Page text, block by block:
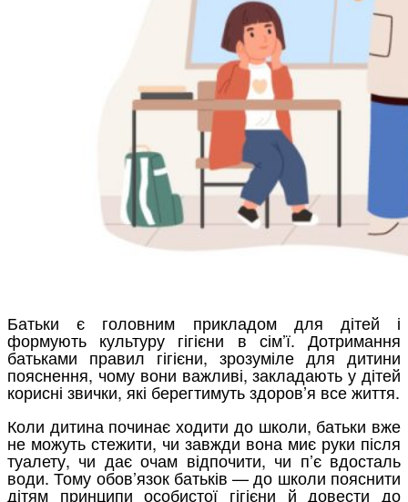
Батьки є головним прикладом для дітей і
формують культуру гігієни в сім’ї. Дотримання
батьками правил гігієни, зрозуміле для дитини
пояснення, чому вони важливі, закладають у дітей
корисні звички, які берегтимуть здоров’я все життя.
Коли дитина починає ходити до школи, батьки вже
не можуть стежити, чи завжди вона миє руки після
туалету, чи дає очам відпочити, чи п’є вдосталь
води. Тому обов’язок батьків — до школи пояснити
дітям принципи особистої гігієни й довести до